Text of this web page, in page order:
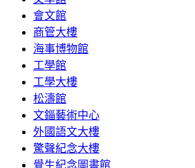
會文館
商管大樓
海事博物館
工學館
工學大樓
松濤館
文錙藝術中心
外國語文大樓
驚聲紀念大樓
覺生紀念圖書館